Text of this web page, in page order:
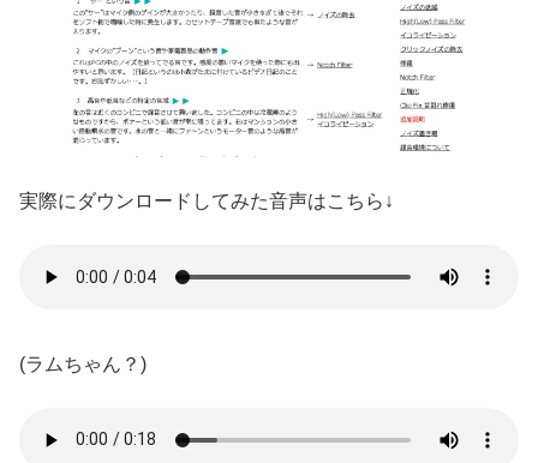
実際にダウンロードしてみた音声はこちら↓
(ラムちゃん？)